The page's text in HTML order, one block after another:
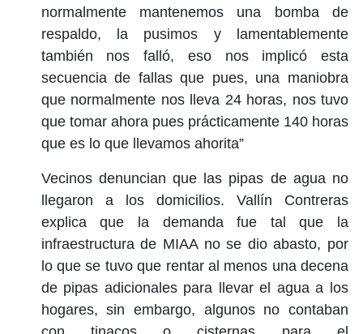
normalmente mantenemos una bomba de
respaldo, la pusimos y lamentablemente
también nos falló, eso nos implicó esta
secuencia de fallas que pues, una maniobra
que normalmente nos lleva 24 horas, nos tuvo
que tomar ahora pues prácticamente 140 horas
que es lo que llevamos ahorita”
Vecinos denuncian que las pipas de agua no
llegaron a los domicilios. Vallín Contreras
explica que la demanda fue tal que la
infraestructura de MIAA no se dio abasto, por
lo que se tuvo que rentar al menos una decena
de pipas adicionales para llevar el agua a los
hogares, sin embargo, algunos no contaban